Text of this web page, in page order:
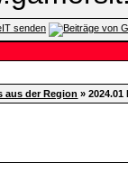
aus der Region »